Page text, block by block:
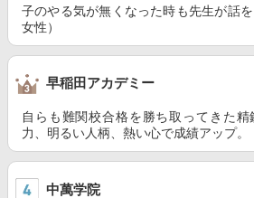
子のやる気が無くなった時も先生が話
女性）
早稲田アカデミー
自らも難関校合格を勝ち取ってきた
力、明るい人柄、熱い心で成績アップ。
中萬学院